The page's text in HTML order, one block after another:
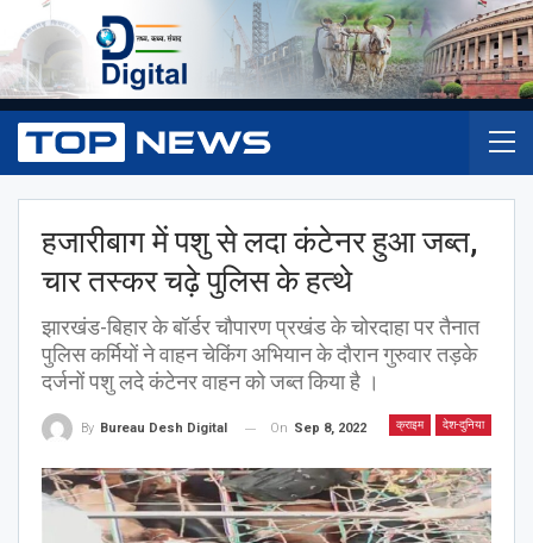
हजारीबाग में पशु से लदा कंटेनर हुआ जब्त,
चार तस्कर चढ़े पुलिस के हत्थे
झारखंड-बिहार के बॉर्डर चौपारण प्रखंड के चोरदाहा पर तैनात
पुलिस कर्मियों ने वाहन चेकिंग अभियान के दौरान गुरुवार तड़के
दर्जनों पशु लदे कंटेनर वाहन को जब्त किया है ।
क्राइम देश-दुनिया
By Bureau Desh Digital On Sep 8, 2022